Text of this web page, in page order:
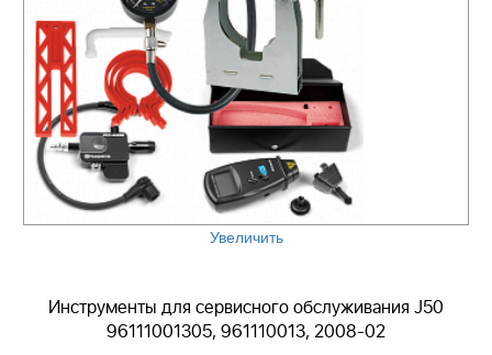
Увеличить
Инструменты для сервисного обслуживания J50
96111001305, 961110013, 2008-02